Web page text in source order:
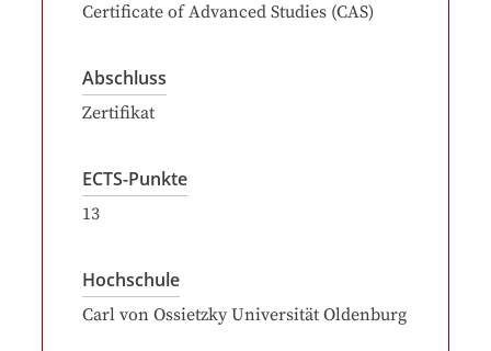
Certificate of Advanced Studies (CAS)
Abschluss
Zertifikat
ECTS-Punkte
13
Hochschule
Carl von Ossietzky Universität Oldenburg